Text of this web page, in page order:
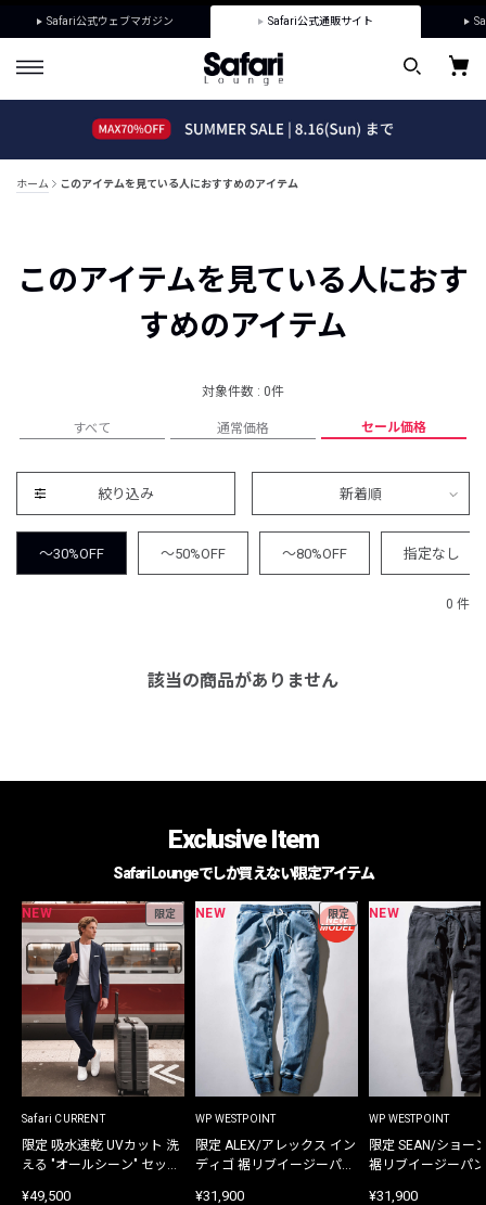
Safari公式ウェブマガジン Safari公式通販サイト
ホーム このアイテムを見ている人におすすめのアイテム
このアイテムを見ている人におす
すめのアイテム
対象件数 : 0件
すべて 通常価格 セール価格
絞り込み 新着順
～30%OFF ～50%OFF ～80%OFF 指定なし
0 件
該当の商品がありません
Exclusive Item
Safari Loungeでしか買えない限定アイテム
NEW 限定
Safari CURRENT
限定 吸水速乾 UVカット 洗
える "オールシーン" セット
¥49,500
NEW 限定
WP WESTPOINT
限定 ALEX/アレックス イン
ディゴ 裾リブイージーパン
¥31,900
NEW
WP WESTPOINT
限定 SEAN/ショー
裾リブイージーパ
¥31,900